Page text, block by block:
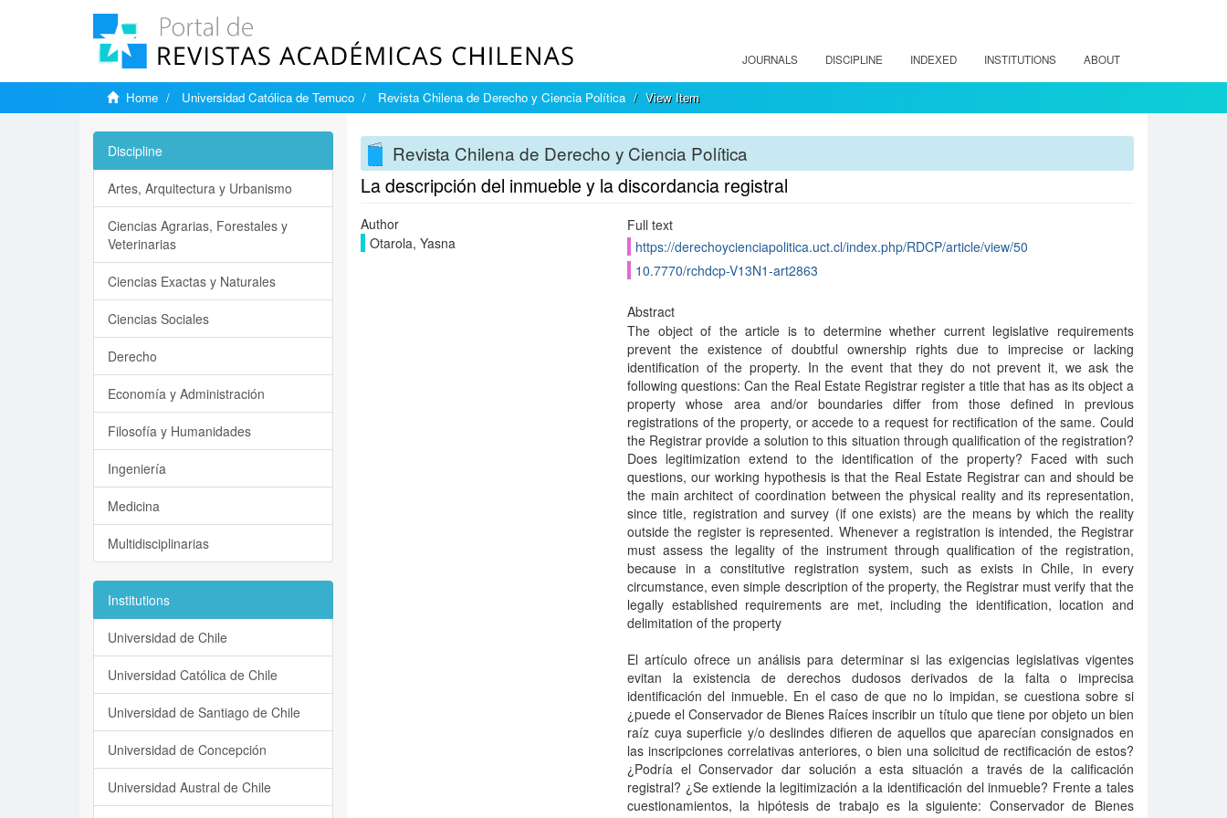
JOURNALS DISCIPLINE INDEXED INSTITUTIONS ABOUT
Home Universidad Católica de Temuco Revista Chilena de Derecho y Ciencia Política View Item
Revista Chilena de Derecho y Ciencia Política
La descripción del inmueble y la discordancia registral
Author
Otarola, Yasna
Full text
https://derechoycienciapolitica.uct.cl/index.php/RDCP/article/view/50
10.7770/rchdcp-V13N1-art2863
Abstract
The object of the article is to determine whether current legislative requirements
prevent the existence of doubtful ownership rights due to imprecise or lacking
identification of the property. In the event that they do not prevent it, we ask the
following questions: Can the Real Estate Registrar register a title that has as its object a
property whose area and/or boundaries differ from those defined in previous
registrations of the property, or accede to a request for rectification of the same. Could
the Registrar provide a solution to this situation through qualification of the registration?
Does legitimization extend to the identification of the property? Faced with such
questions, our working hypothesis is that the Real Estate Registrar can and should be
the main architect of coordination between the physical reality and its representation,
since title, registration and survey (if one exists) are the means by which the reality
outside the register is represented. Whenever a registration is intended, the Registrar
must assess the legality of the instrument through qualification of the registration,
because in a constitutive registration system, such as exists in Chile, in every
circumstance, even simple description of the property, the Registrar must verify that the
legally established requirements are met, including the identification, location and
delimitation of the property
El artículo ofrece un análisis para determinar si las exigencias legislativas vigentes
evitan la existencia de derechos dudosos derivados de la falta o imprecisa
identificación del inmueble. En el caso de que no lo impidan, se cuestiona sobre si
¿puede el Conservador de Bienes Raíces inscribir un título que tiene por objeto un bien
raíz cuya superficie y/o deslindes difieren de aquellos que aparecían consignados en
las inscripciones correlativas anteriores, o bien una solicitud de rectificación de estos?
¿Podría el Conservador dar solución a esta situación a través de la calificación
registral? ¿Se extiende la legitimización a la identificación del inmueble? Frente a tales
cuestionamientos, la hipótesis de trabajo es la siguiente: Conservador de Bienes
Discipline
Artes, Arquitectura y Urbanismo
Ciencias Agrarias, Forestales y
Veterinarias
Ciencias Exactas y Naturales
Ciencias Sociales
Derecho
Economía y Administración
Filosofía y Humanidades
Ingeniería
Medicina
Multidisciplinarias
Institutions
Universidad de Chile
Universidad Católica de Chile
Universidad de Santiago de Chile
Universidad de Concepción
Universidad Austral de Chile